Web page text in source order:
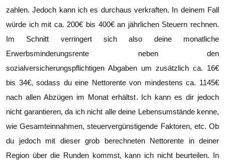
zahlen. Jedoch kann ich es durchaus verkraften. In deinem Fall
würde ich mit ca. 200€ bis 400€ an jährlichen Steuern rechnen.
Im Schnitt verringert sich also deine monatliche
Erwerbsminderungsrente neben den
sozialversicherungspflichtigen Abgaben um zusätzlich ca. 16€
bis 34€, sodass du eine Nettorente von mindestens ca. 1145€
nach allen Abzügen im Monat erhältst. Ich kann es dir jedoch
nicht garantieren, da ich nicht alle deine Lebensumstände kenne,
wie Gesamteinnahmen, steuervergünstigende Faktoren, etc. Ob
du jedoch mit dieser grob berechneten Nettorente in deiner
Region über die Runden kommst, kann ich nicht beurteilen. In